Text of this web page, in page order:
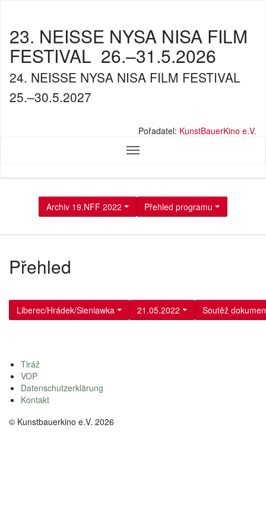
23. NEISSE NYSA NISA FILM
FESTIVAL 26.–31.5.2026
24. NEISSE NYSA NISA FILM FESTIVAL
25.–30.5.2027
Pořadatel: KunstBauerKino e.V.
Archiv 19.NFF 2022 Přehled programu
Přehled
Liberec/Hrádek/Sieniawka 21.05.2022 Soutěž
Tiráž
VOP
Datenschutzerklärung
Kontakt
© Kunstbauerkino e.V. 2026